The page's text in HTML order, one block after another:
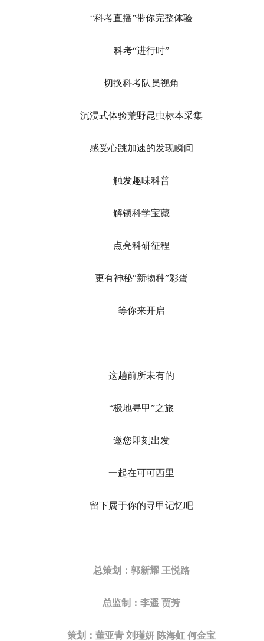
“科考直播”带你完整体验
科考“进行时”
切换科考队员视角
沉浸式体验荒野昆虫标本采集
感受心跳加速的发现瞬间
触发趣味科普
解锁科学宝藏
点亮科研征程
更有神秘“新物种”彩蛋
等你来开启
这趟前所未有的
“极地寻甲”之旅
邀您即刻出发
一起在可可西里
留下属于你的寻甲记忆吧
总策划：郭新耀 王悦路
总监制：李遥 贾芳
策划：董亚青 刘瑾妍 陈海虹 何金宝